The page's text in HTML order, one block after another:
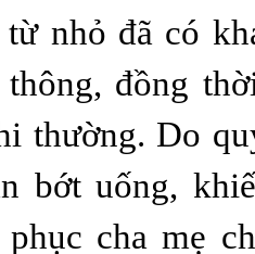
nhỏ đã có
đồng
thường. Do
bớt uống,
cha mẹ